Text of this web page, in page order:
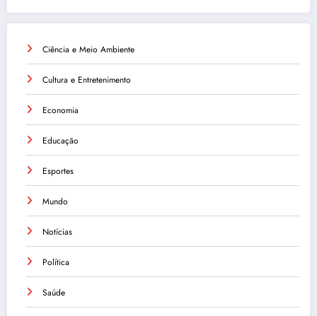
Ciência e Meio Ambiente
Cultura e Entretenimento
Economia
Educação
Esportes
Mundo
Notícias
Política
Saúde